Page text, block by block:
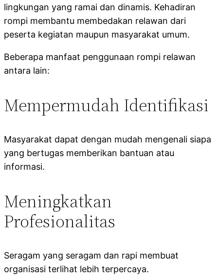
lingkungan yang ramai dan dinamis. Kehadiran
rompi membantu membedakan relawan dari
peserta kegiatan maupun masyarakat umum.
Beberapa manfaat penggunaan rompi relawan
antara lain:
Mempermudah Identifikasi
Masyarakat dapat dengan mudah mengenali siapa
yang bertugas memberikan bantuan atau
informasi.
Meningkatkan
Profesionalitas
Seragam yang seragam dan rapi membuat
organisasi terlihat lebih terpercaya.